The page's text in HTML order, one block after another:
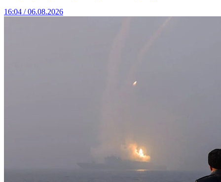
16:04 / 06.08.2026